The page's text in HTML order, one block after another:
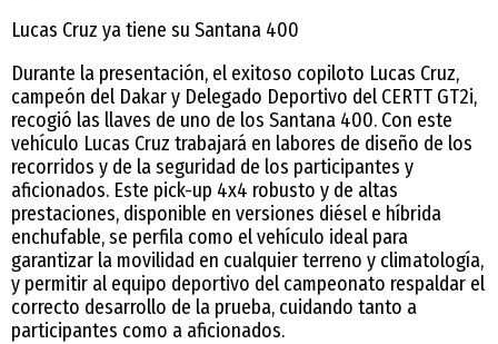
Lucas Cruz ya tiene su Santana 400
Durante la presentación, el exitoso copiloto Lucas Cruz,
campeón del Dakar y Delegado Deportivo del CERTT GT2i,
recogió las llaves de uno de los Santana 400. Con este
vehículo Lucas Cruz trabajará en labores de diseño de los
recorridos y de la seguridad de los participantes y
aficionados. Este pick-up 4x4 robusto y de altas
prestaciones, disponible en versiones diésel e híbrida
enchufable, se perfila como el vehículo ideal para
garantizar la movilidad en cualquier terreno y climatología,
y permitir al equipo deportivo del campeonato respaldar el
correcto desarrollo de la prueba, cuidando tanto a
participantes como a aficionados.